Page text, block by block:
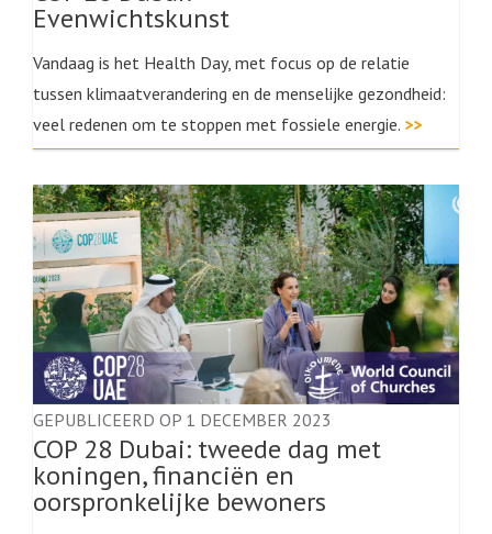
Evenwichtskunst
Vandaag is het Health Day, met focus op de relatie
tussen klimaatverandering en de menselijke gezondheid:
veel redenen om te stoppen met fossiele energie. >>
GEPUBLICEERD OP 1 DECEMBER 2023
COP 28 Dubai: tweede dag met
koningen, financiën en
oorspronkelijke bewoners